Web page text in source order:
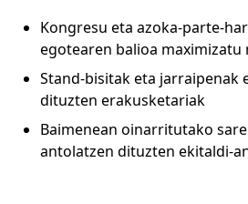
Kongresu eta azoka-parte-
egotearen balioa maximizatu
Stand-bisitak eta jarraipenak
dituzten erakusketariak
Baimenean oinarritutako
antolatzen dituzten ekitaldi-